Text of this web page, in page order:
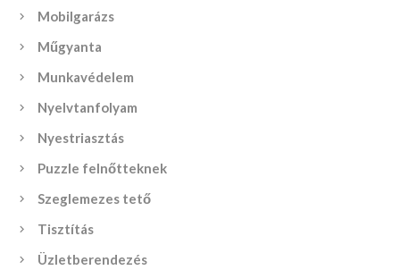
Mobilgarázs
Műgyanta
Munkavédelem
Nyelvtanfolyam
Nyestriasztás
Puzzle felnőtteknek
Szeglemezes tető
Tisztítás
Üzletberendezés